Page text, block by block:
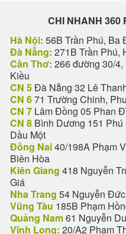
CHI NHANH 360
Hà Nội: 56B Trần Phú, Ba
Đà Nẵng: 271B Trần Phú,
Cần Thơ: 266 đường 30/4,
Kiều
CN 5Đà Nẵng 32 Lê
CN 671 Trường Chinh,
CN 7 Lâm Đồng 05 Phan
CN 8 Bình Dương 151 Phú
Dầu Một
Đồng Nai40/198A Phạm
Biên Hòa
Kiên Giang 418 Nguyễn
Giá
Nha Trang 54 Nguyễn
Vũng Tàu 185B Phạm
Quảng Nam61 Nguyễn
Vĩnh Long: 20/A2 Phạm